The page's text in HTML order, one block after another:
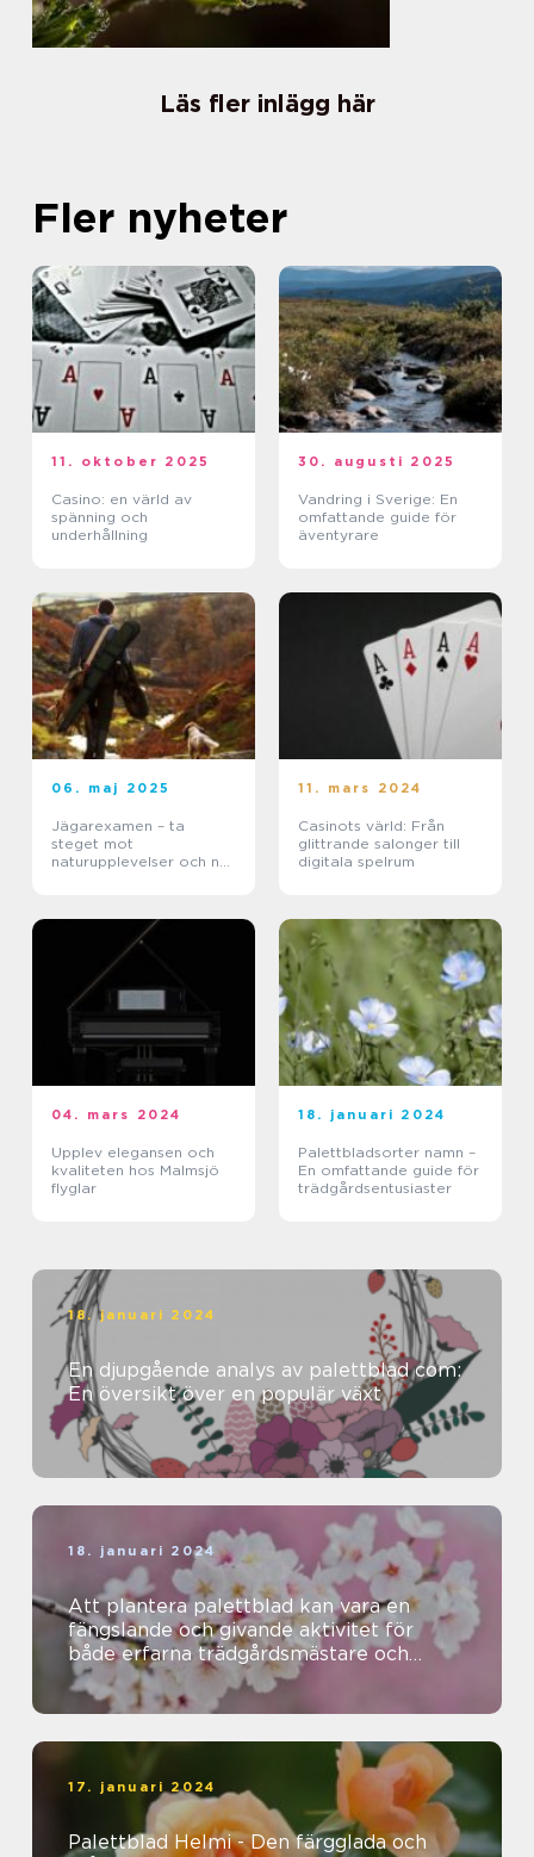
Läs fler inlägg här
Fler nyheter
11. oktober 2025
Casino: en värld av
spänning och
underhållning
30. augusti 2025
Vandring i Sverige: En
omfattande guide för
äventyrare
06. maj 2025
Jägarexamen – ta
steget mot
naturupplevelser och ny
11. mars 2024
Casinots värld: Från
glittrande salonger till
digitala spelrum
04. mars 2024
Upplev elegansen och
kvaliteten hos Malmsjö
flyglar
18. januari 2024
Palettbladsorter namn –
En omfattande guide för
trädgårdsentusiaster
18. januari 2024
En djupgående analys av palettblad com:
En översikt över en populär växt
18. januari 2024
Att plantera palettblad kan vara en
fängslande och givande aktivitet för
både erfarna trädgårdsmästare och
nybörjare
17. januari 2024
Palettblad Helmi - Den färgglada och